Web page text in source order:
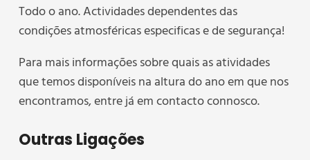
Todo o ano. Actividades dependentes das
condições atmosféricas especificas e de segurança!
Para mais informações sobre quais as atividades
que temos disponíveis na altura do ano em que nos
encontramos, entre já em contacto connosco.
Outras Ligações